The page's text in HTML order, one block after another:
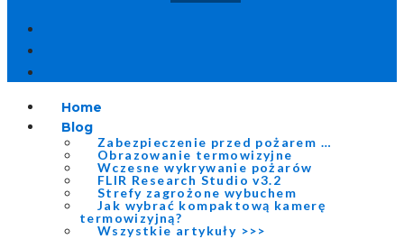
Home
Blog
Zabezpieczenie przed pożarem …
Obrazowanie termowizyjne
Wczesne wykrywanie pożarów
FLIR Research Studio v3.2
Strefy zagrożone wybuchem
Jak wybrać kompaktową kamerę
termowizyjną?
Wszystkie artykuły >>>